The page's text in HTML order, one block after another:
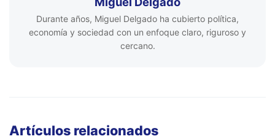
Durante años, Miguel Delgado ha cubierto política,
economía y sociedad con un enfoque claro, riguroso y
cercano.
Artículos relacionados